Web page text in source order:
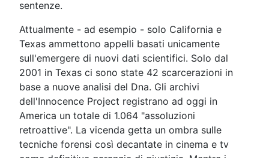
sentenze.
Attualmente - ad esempio - solo California e
Texas ammettono appelli basati unicamente
sull'emergere di nuovi dati scientifici. Solo dal
2001 in Texas ci sono state 42 scarcerazioni in
base a nuove analisi del Dna. Gli archivi
dell'Innocence Project registrano ad oggi in
America un totale di 1.064 "assoluzioni
retroattive". La vicenda getta un ombra sulle
tecniche forensi così decantate in cinema e tv